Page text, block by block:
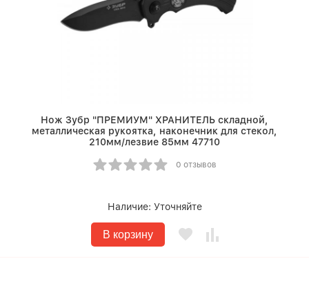
Нож Зубр "ПРЕМИУМ" ХРАНИТЕЛЬ складной,
металлическая рукоятка, наконечник для стекол,
210мм/лезвие 85мм 47710
0 отзывов
Наличие: Уточняйте
В корзину